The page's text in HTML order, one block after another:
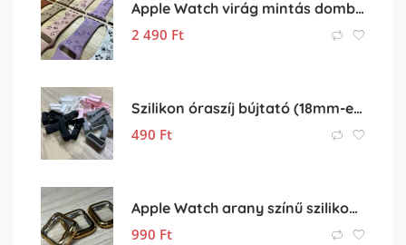
Apple Watch virág mintás dombornyomott óraszíj
2 490 Ft
Szilikon óraszíj bújtató (18mm-es óraszíjhoz)
490 Ft
Apple Watch arany színű szilikon védőtok
990 Ft